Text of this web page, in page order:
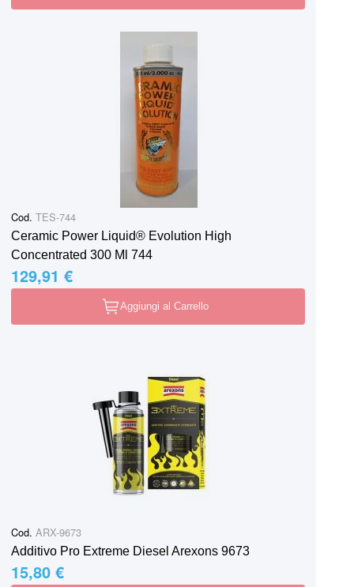
Cod. TES-744
Ceramic Power Liquid® Evolution High
Concentrated 300 Ml 744
129,91 €
Aggiungi al Carrello
Cod. ARX-9673
Additivo Pro Extreme Diesel Arexons 9673
15,80 €